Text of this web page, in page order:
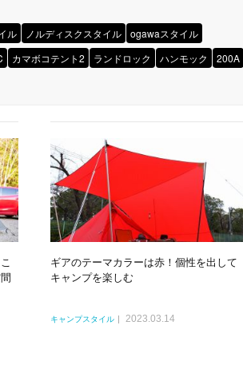
ル ノルディスクスタイル
ogawaスタイル
カマボコテント2 ランドロック ハンモック
200A
ギアのテーマカラーは赤！個性を出して
キャンプを楽しむ
キャンプスタイル 2023.03.14